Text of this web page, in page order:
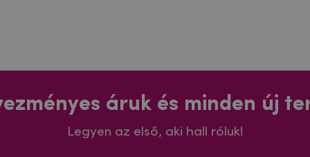
áruk és minden új
Legyen az első, aki hall róluk!